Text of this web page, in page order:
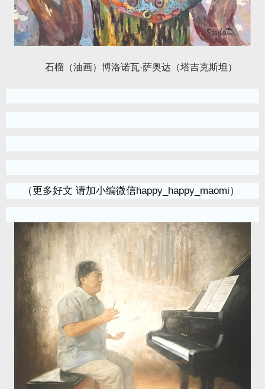
石榴（油画）博洛诺瓦·萨奥达（塔吉克斯坦）
（更多好文 请加小编微信happy_happy_maomi）